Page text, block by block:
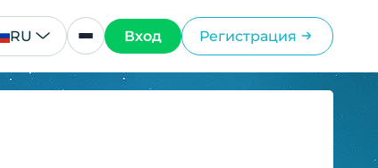
RU Вход Регистрация